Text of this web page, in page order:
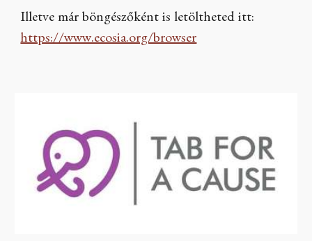
Illetve már böngészőként is letöltheted itt:
https://www.ecosia.org/browser